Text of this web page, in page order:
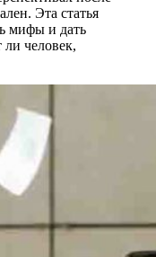
Эта статья
мифы и дать
человек,